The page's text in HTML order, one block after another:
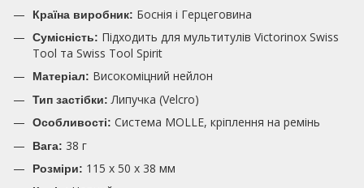
Країна виробник: Боснія і Герцеговина
Сумісність: Підходить для мультитулів Victorinox Swiss
Tool та Swiss Tool Spirit
Матеріал: Високоміцний нейлон
Тип застібки: Липучка (Velcro)
Особливості: Система MOLLE, кріплення на ремінь
Вага: 38 г
Розміри: 115 х 50 х 38 мм